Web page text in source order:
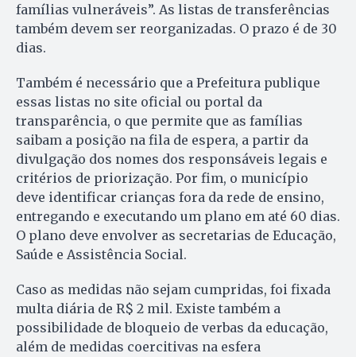
famílias vulneráveis”. As listas de transferências
também devem ser reorganizadas. O prazo é de 30
dias.
Também é necessário que a Prefeitura publique
essas listas no site oficial ou portal da
transparência, o que permite que as famílias
saibam a posição na fila de espera, a partir da
divulgação dos nomes dos responsáveis legais e
critérios de priorização. Por fim, o município
deve identificar crianças fora da rede de ensino,
entregando e executando um plano em até 60 dias.
O plano deve envolver as secretarias de Educação,
Saúde e Assistência Social.
Caso as medidas não sejam cumpridas, foi fixada
multa diária de R$ 2 mil. Existe também a
possibilidade de bloqueio de verbas da educação,
além de medidas coercitivas na esfera